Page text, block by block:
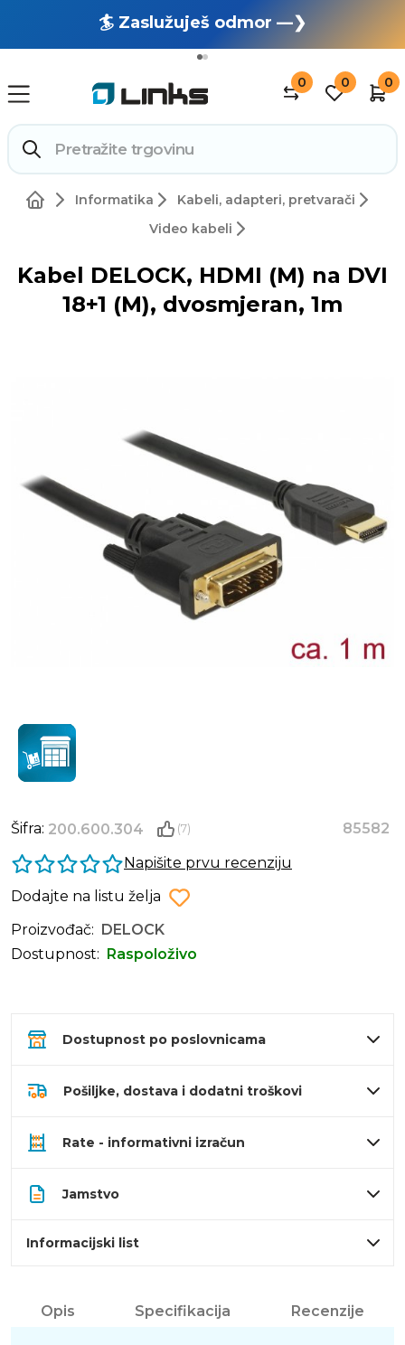
🏄 Zaslužuješ odmor —❯
🔥 OUTLET: TOTALNA RASPRODAJA —❯
0 0 0
Informatika
Kabeli, adapteri, pretvarači
Video kabeli
Kabel DELOCK, HDMI (M) na DVI
18+1 (M), dvosmjeran, 1m
Šifra: 200.600.304 (7)
85582
Napišite prvu recenziju
Dodajte na listu želja
Proizvođač:
DELOCK
Dostupnost:
Raspoloživo
Dostupnost po poslovnicama
Pošiljke, dostava i dodatni troškovi
Rate - informativni izračun
Jamstvo
Informacijski list
Opis Specifikacija Recenzije